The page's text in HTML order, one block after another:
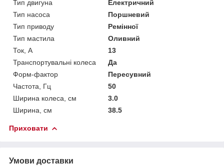
Тип двигуна
Електричний
Тип насоса
Поршневий
Тип приводу
Ремінної
Тип мастила
Оливний
Ток, А
13
Транспортувальні колеса
Да
Форм-фактор
Пересувний
Частота, Гц
50
Ширина колеса, см
3.0
Ширина, см
38.5
Приховати
Умови доставки